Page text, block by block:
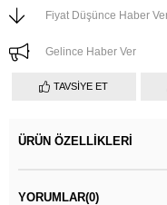
Fiyat Düşünce Haber
Gelince Haber Ver
TAVSIYE ET
ÜRÜN ÖZELLIKLERI
YORUMLAR(0)